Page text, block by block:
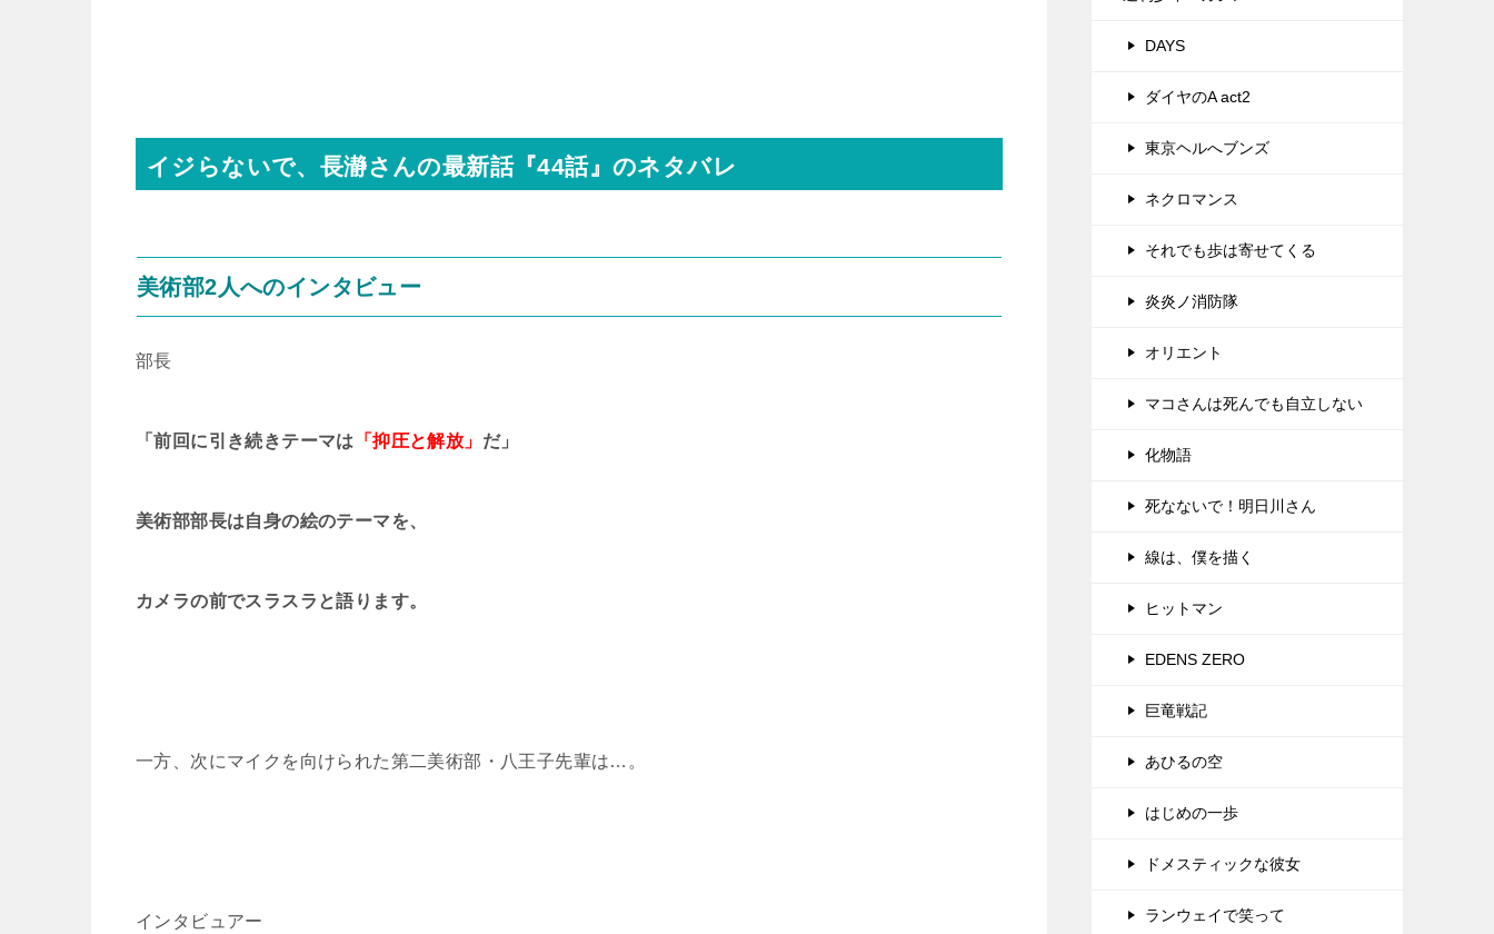
イジらないで、長瀞さんの最新話『44話』のネタバレ
美術部2人へのインタビュー
部長
「前回に引き続きテーマは 「抑圧と解放」 だ」
美術部部長は自身の絵のテーマを、
カメラの前でスラスラと語ります。
一方、次にマイクを向けられた第二美術部・八王子先輩は…。
インタビュアー
DAYS
ダイヤのA act2
東京ヘルへブンズ
ネクロマンス
それでも歩は寄せてくる
炎炎ノ消防隊
オリエント
マコさんは死んでも自立しない
化物語
死なないで！明日川さん
線は、僕を描く
ヒットマン
EDENS ZERO
巨竜戦記
あひるの空
はじめの一歩
ドメスティックな彼女
ランウェイで笑って